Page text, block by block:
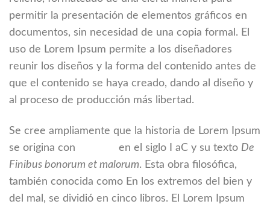
permitir la presentación de elementos gráficos en
documentos, sin necesidad de una copia formal. El
uso de Lorem Ipsum permite a los diseñadores
reunir los diseños y la forma del contenido antes de
que el contenido se haya creado, dando al diseño y
al proceso de producción más libertad.
Se cree ampliamente que la historia de Lorem Ipsum
se origina con
en el siglo I aC y su texto De
Finibus bonorum et malorum. Esta obra filosófica,
también conocida como En los extremos del bien y
del mal, se dividió en cinco libros. El Lorem Ipsum